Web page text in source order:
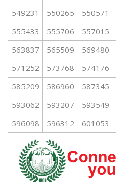
549231
550265 550571
555433
555706 557015
563837
565509 569480
571252
573768 574176
585209
586960 587345
593062
593207 593549
596098
596312 601053